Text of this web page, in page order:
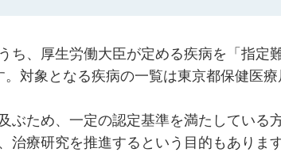
ち、厚生労働大臣が定める疾病を「指定
対象となる疾病の一覧は東京都保健医
ぶため、一定の認定基準を満たしている
治療研究を推進するという目的もありま